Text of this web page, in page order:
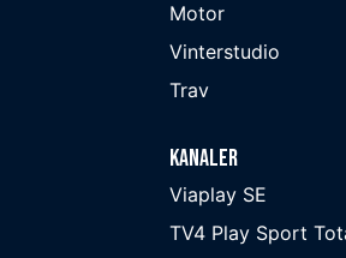
Motor
Vinterstudio
Trav
Kanaler
Viaplay SE
TV4 Play Sport